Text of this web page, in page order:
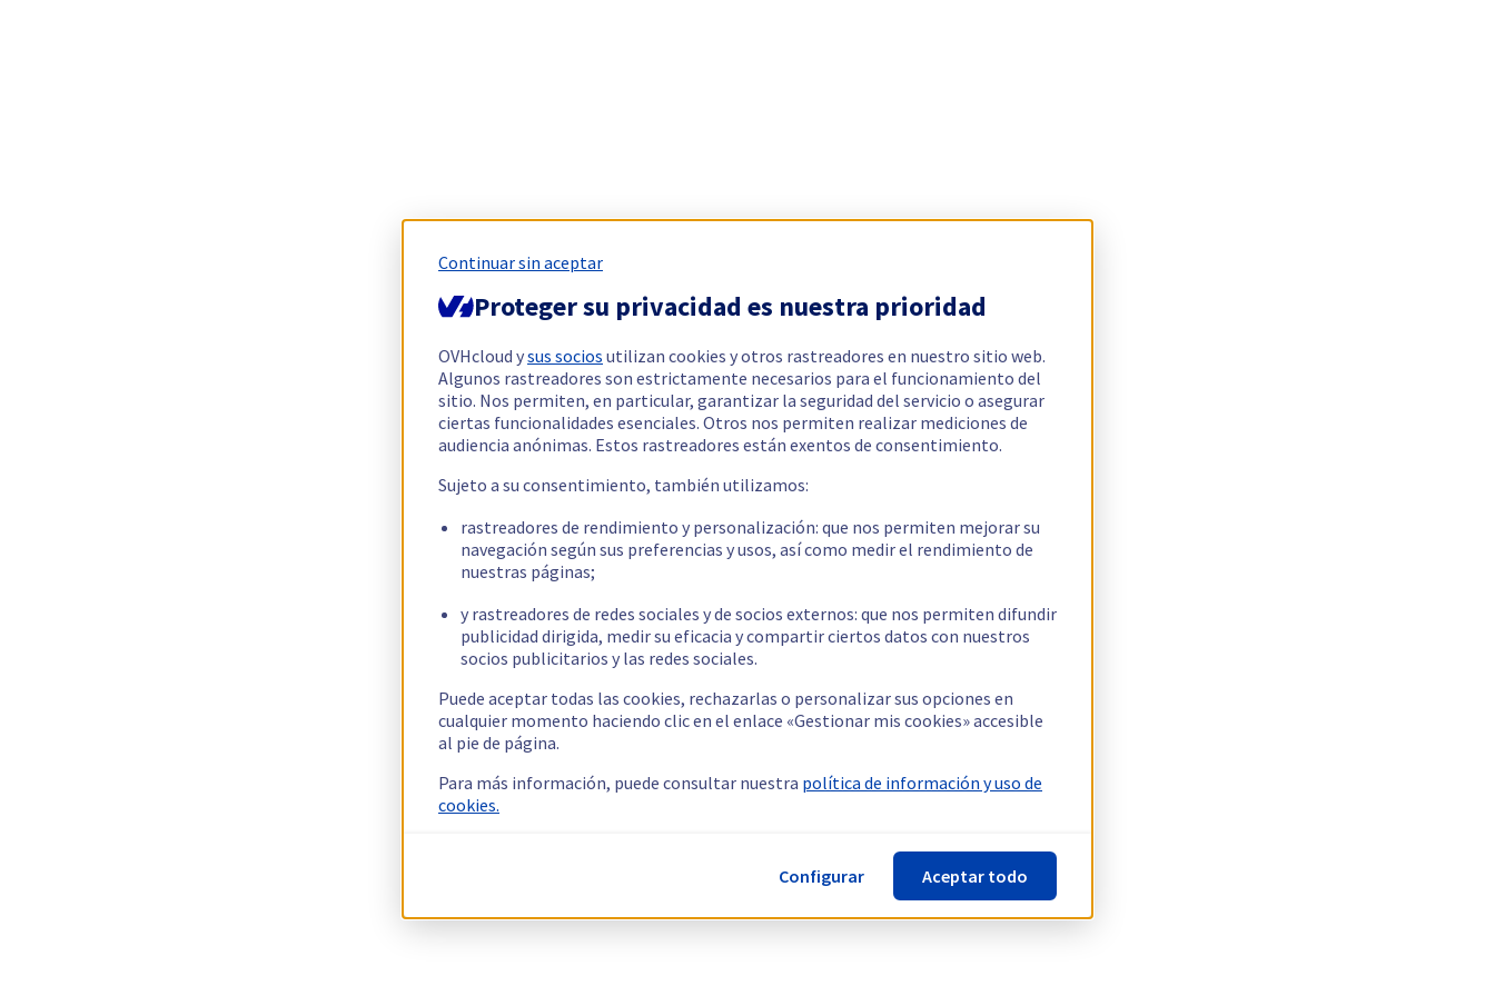
Continuar sin aceptar
Proteger su privacidad es nuestra prioridad
OVHcloud ysus socios utilizan cookies y otros rastreadores en nuestro sitio web.
Algunos rastreadores son estrictamente necesarios para el funcionamiento del
sitio. Nos permiten, en particular, garantizar la seguridad del servicio o asegurar
ciertas funcionalidades esenciales. Otros nos permiten realizar mediciones de
audiencia anónimas. Estos rastreadores están exentos de consentimiento.
Sujeto a su consentimiento, también utilizamos:
rastreadores de rendimiento y personalización: que nos permiten mejorar su
navegación según sus preferencias y usos, así como medir el rendimiento de
nuestras páginas;
y rastreadores de redes sociales y de socios externos: que nos permiten difundir
publicidad dirigida, medir su eficacia y compartir ciertos datos con nuestros
socios publicitarios y las redes sociales.
Puede aceptar todas las cookies, rechazarlas o personalizar sus opciones en
cualquier momento haciendo clic en el enlace «Gestionar mis cookies» accesible
al pie de página.
Para más información, puede consultar nuestra política de información y uso de
cookies.
Configurar Aceptar todo